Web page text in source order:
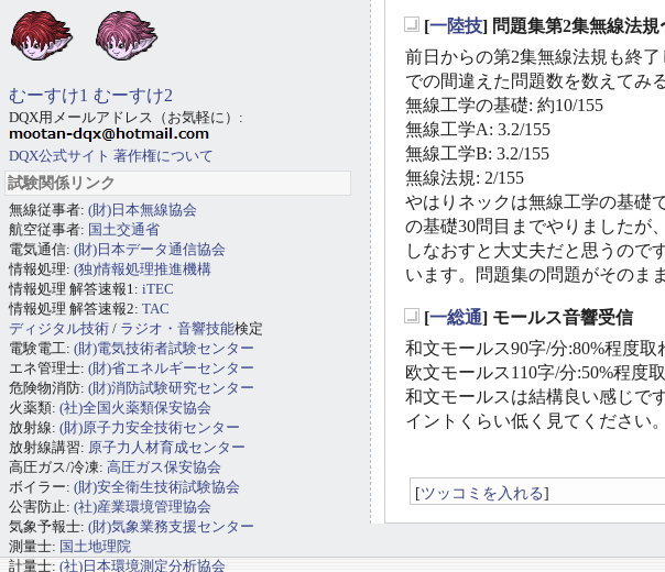
[一陸技] 問題集第2集無線法
前日からの第2集無線法規も終
での間違えた問題数を数えてみ
無線工学の基礎: 約10/155
無線工学A: 3.2/155
無線工学B: 3.2/155
無線法規: 2/155
やはりネックは無線工学の基礎
の基礎30問目までやりましたが
しなおすと大丈夫だと思うので
います。問題集の問題がそのま
[一総通] モールス音響受信
和文モールス90字/分:80%程度取
欧文モールス110字/分:50%程度
和文モールスは結構良い感じで
イントくらい低く見てください
[ツッコミを入れる]
むーすけ1 むーすけ2
DQX用メールアドレス（お気軽に）:
DQX公式サイト 著作権について
試験関係リンク
無線従事者: (財)日本無線協会
航空従事者: 国土交通省
電気通信: (財)日本データ通信協会
情報処理: (独)情報処理推進機構
情報処理 解答速報1: iTEC
情報処理 解答速報2: TAC
ディジタル技術 / ラジオ・音響技能検定
電験電工: (財)電気技術者試験センター
エネ管理士: (財)省エネルギーセンター
危険物消防: (財)消防試験研究センター
火薬類: (社)全国火薬類保安協会
放射線: (財)原子力安全技術センター
放射線講習: 原子力人材育成センター
高圧ガス/冷凍: 高圧ガス保安協会
ボイラー: (財)安全衛生技術試験協会
公害防止: (社)産業環境管理協会
気象予報士: (財)気象業務支援センター
測量士: 国土地理院
計量士: (社)日本環境測定分析協会